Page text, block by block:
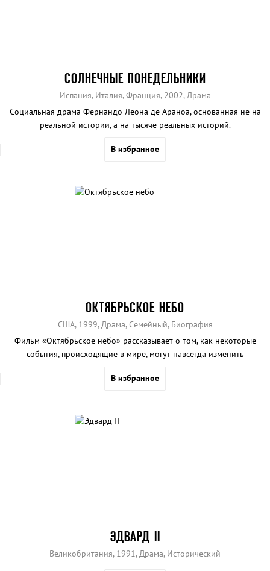
СОЛНЕЧНЫЕ ПОНЕДЕЛЬНИКИ
Испания, Италия, Франция, 2002, Драма
Социальная драма Фернандо Леона де Араноа, основанная не на
реальной истории, а на тысяче реальных историй.
В избранное
ОКТЯБРЬСКОЕ НЕБО
США, 1999, Драма, Семейный, Биография
Фильм «Октябрьское небо» рассказывает о том, как некоторые
события, происходящие в мире, могут навсегда изменить
В избранное
ЭДВАРД II
Великобритания, 1991, Драма, Исторический